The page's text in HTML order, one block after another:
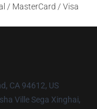
/ MasterCard / Visa
CA 94612, US
Ville Sega Xinghai,